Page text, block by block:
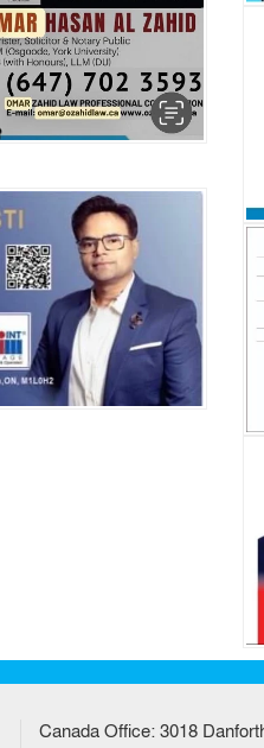
Canada Office: 3018